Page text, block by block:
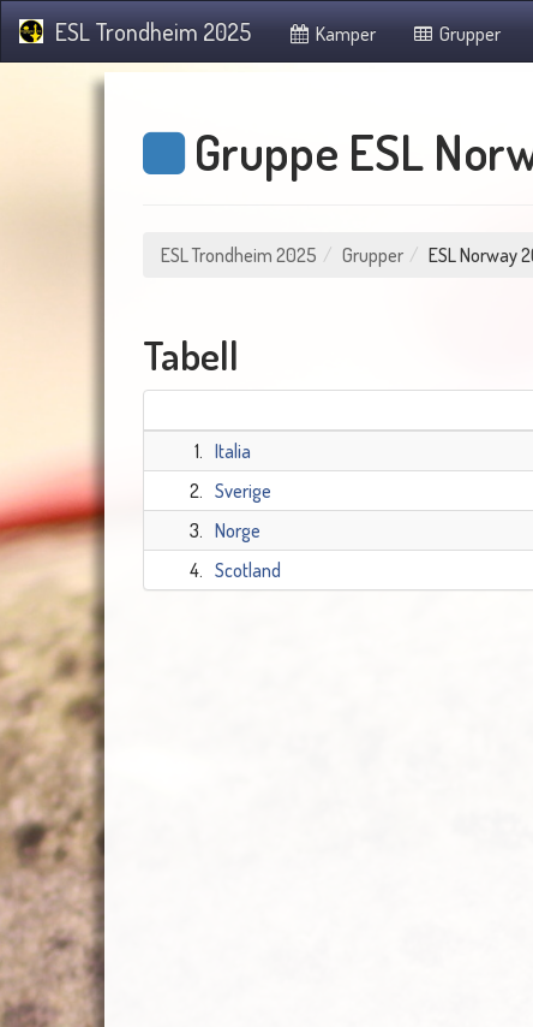
ESL Trondheim 2025 Kamper Grupper
Gruppe ESL
ESL Trondheim 2025 Grupper ESL Norway
Tabell
1. Italia
2. Sverige
3. Norge
4. Scotland